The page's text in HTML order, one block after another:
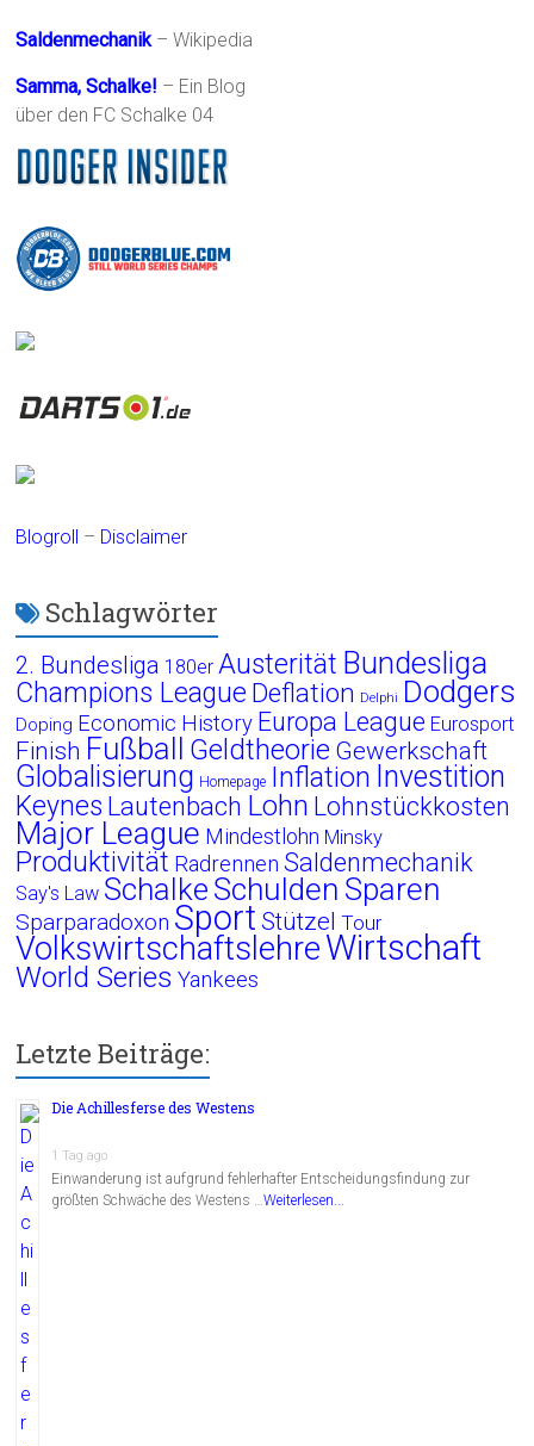
Saldenmechanik– Wikipedia
Samma, Schalke! – Ein Blog
über den FC Schalke 04
Blogroll – Disclaimer
Schlagwörter
2. Bundesliga 180er Austerität Bundesliga
Champions League Deflation Delphi Dodgers
Doping Economic History Europa League Eurosport
Finish Fußball Geldtheorie Gewerkschaft
Globalisierung Homepage Inflation Investition
Keynes Lautenbach Lohn Lohnstückkosten
Major League Mindestlohn Minsky
Produktivität Radrennen Saldenmechanik
Say's Law Schalke Schulden Sparen
Sparparadoxon Sport Stützel Tour
VolkswirtschaftslehreWirtschaft
World Series Yankees
Letzte Beiträge:
Die Achillesferse des Westens
1 Tag ago
Einwanderung ist aufgrund fehlerhafter Entscheidungsfindung zur
größten Schwäche des Westens …Weiterlesen...